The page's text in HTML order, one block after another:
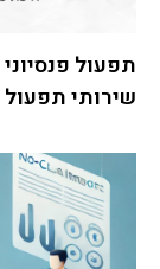
תפעול
שירותי תפעול